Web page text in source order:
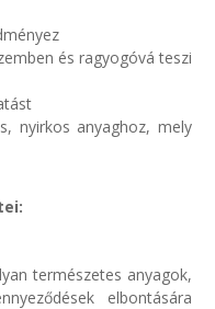
és ragyogóvá teszi
nyirkos anyaghoz, mely
természetes anyagok,
elbontására